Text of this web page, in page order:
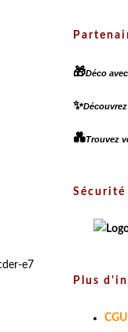
🎁Déco
✨
💑Trouvez
Sécurité
Plus